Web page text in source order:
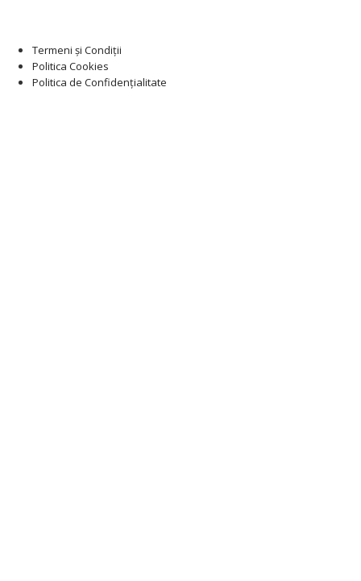
Termeni și Condiții
Politica Cookies
Politica de Confidențialitate